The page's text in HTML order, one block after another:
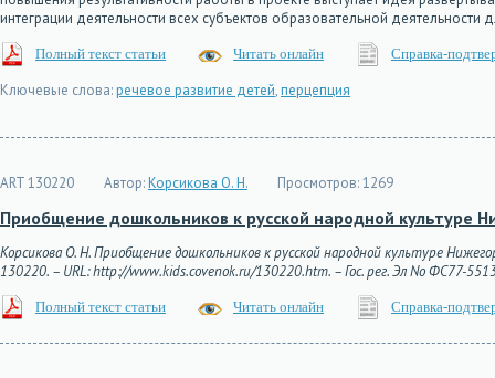
интеграции деятельности всех субъектов образовательной
Полный текст статьи Читать онлайн Справка-
Ключевые слова:речевое развитие детей,перцепция
ART 130220 Автор:Корсикова О. Н. Просмотров:1269
Приобщение дошкольников к русской народной культуре
Корсикова О. Н. Приобщение дошкольников к русской народной культуре
130220. – URL: http://www.kids.covenok.ru/130220.htm. – Гос. рег. Эл No ФС77-
Полный текст статьи Читать онлайн Справка-